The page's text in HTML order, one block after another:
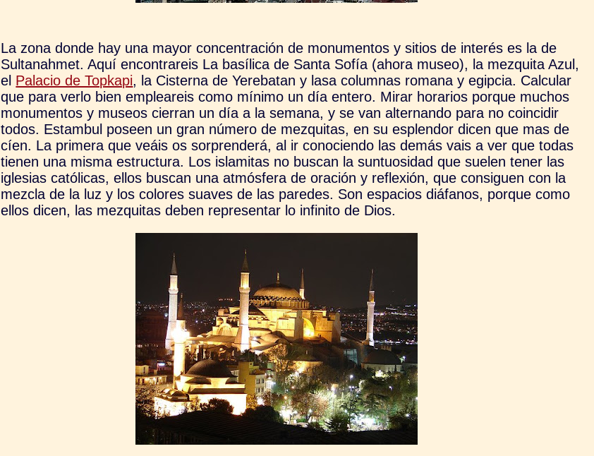
La zona donde hay una mayor concentración de monumentos y sitios de interés es la de
Sultanahmet. Aquí encontrareis La basílica de Santa Sofía (ahora museo), la mezquita Azul,
el Palacio de Topkapi, la Cisterna de Yerebatan y lasa columnas romana y egipcia. Calcular
que para verlo bien empleareis como mínimo un día entero. Mirar horarios porque muchos
monumentos y museos cierran un día a la semana, y se van alternando para no coincidir
todos. Estambul poseen un gran número de mezquitas, en su esplendor dicen que mas de
cíen. La primera que veáis os sorprenderá, al ir conociendo las demás vais a ver que todas
tienen una misma estructura. Los islamitas no buscan la suntuosidad que suelen tener las
iglesias católicas, ellos buscan una atmósfera de oración y reflexión, que consiguen con la
mezcla de la luz y los colores suaves de las paredes. Son espacios diáfanos, porque como
ellos dicen, las mezquitas deben representar lo infinito de Dios.